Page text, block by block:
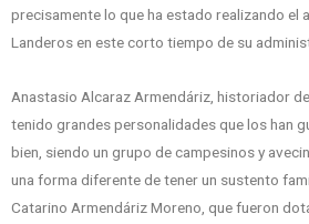
precisamente lo que ha estado realizando el
Landeros en este corto tiempo de su
Anastasio Alcaraz Armendáriz, historiador
tenido grandes personalidades que los han
bien, siendo un grupo de campesinos y
una forma diferente de tener un sustento
Catarino Armendáriz Moreno, que fueron